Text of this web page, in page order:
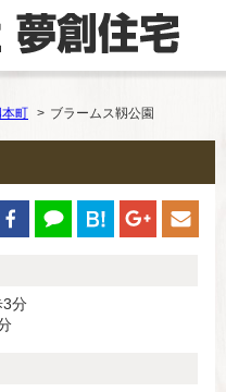
町 ブラームス靱公園
3分